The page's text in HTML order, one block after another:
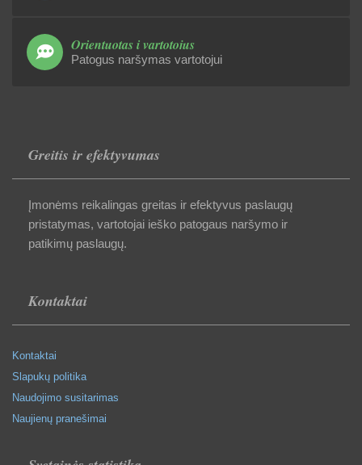
Orientuotas į vartotojus
Patogus naršymas vartotojui
Greitis ir efektyvumas
Įmonėms reikalingas greitas ir efektyvus paslaugų
pristatymas, vartotojai ieško patogaus naršymo ir
patikimų paslaugų.
Kontaktai
Kontaktai
Slapukų politika
Naudojimo susitarimas
Naujienų pranešimai